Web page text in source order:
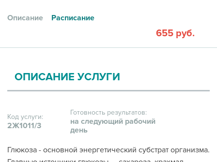
Описание Расписание
655 руб.
ОПИСАНИЕ УСЛУГИ
Код услуги:
2Ж1011/3
Готовность результатов:
на следующий рабочий
день
Глюкоза - основной энергетический субстрат организма.